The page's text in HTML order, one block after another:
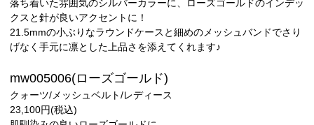
落ち着いた雰囲気のシルバーカラーに、ローズゴールドのインデッ
クスと針が良いアクセントに！
21.5mmの小ぶりなラウンドケースと細めのメッシュバンドでさり
げなく手元に凛とした上品さを添えてくれます♪
mw005006(ローズゴールド)
クォーツ/メッシュベルト/レディース
23,100円(税込)